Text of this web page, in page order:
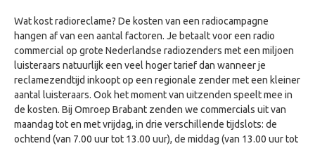
Wat kost radioreclame? De kosten van een radiocampagne
hangen af van een aantal factoren. Je betaalt voor een radio
commercial op grote Nederlandse radiozenders met een miljoen
luisteraars natuurlijk een veel hoger tarief dan wanneer je
reclamezendtijd inkoopt op een regionale zender met een kleiner
aantal luisteraars. Ook het moment van uitzenden speelt mee in
de kosten. Bij Omroep Brabant zenden we commercials uit van
maandag tot en met vrijdag, in drie verschillende tijdslots: de
ochtend (van 7.00 uur tot 13.00 uur), de middag (van 13.00 uur tot